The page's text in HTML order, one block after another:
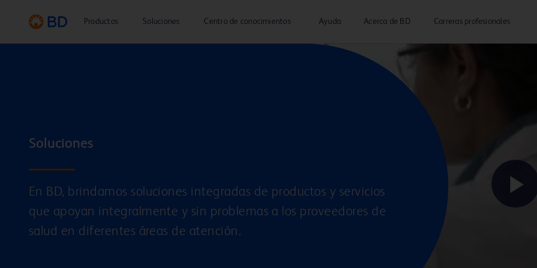
Productos Soluciones Centro de conocimientos Ayuda Acerca de BD Carreras profesionales
Soluciones
En BD, brindamos soluciones integradas de productos y servicios
que apoyan integralmente y sin problemas a los proveedores de
salud en diferentes áreas de atención.